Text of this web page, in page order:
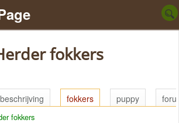
fokkers
fokkers puppy
fokkers